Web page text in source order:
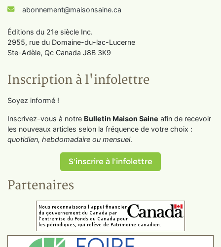
abonnement@maisonsaine.ca
Éditions du 21e siècle Inc.
2955, rue du Domaine-du-lac-Lucerne
Ste-Adèle, Qc Canada J8B 3K9
Inscription à l'infolettre
Soyez informé !
Inscrivez-vous à notre Bulletin Maison Saine afin de recevoir
les nouveaux articles selon la fréquence de votre choix :
quotidien, hebdomadaire ou mensuel.
S'inscrire à l'infolettre
Partenaires